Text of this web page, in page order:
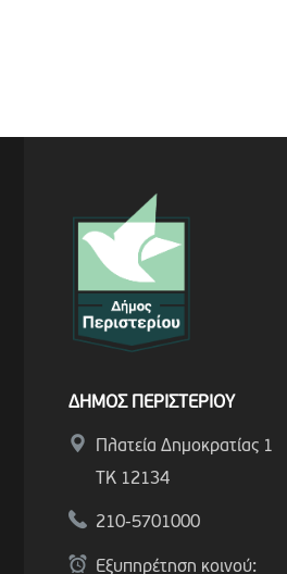
ΔΗΜΟΣ ΠΕΡΙΣΤΕΡΙΟΥ
Πλατεία Δημοκρατίας 1
ΤΚ 12134
210-5701000
Εξυπηρέτηση κοινού: